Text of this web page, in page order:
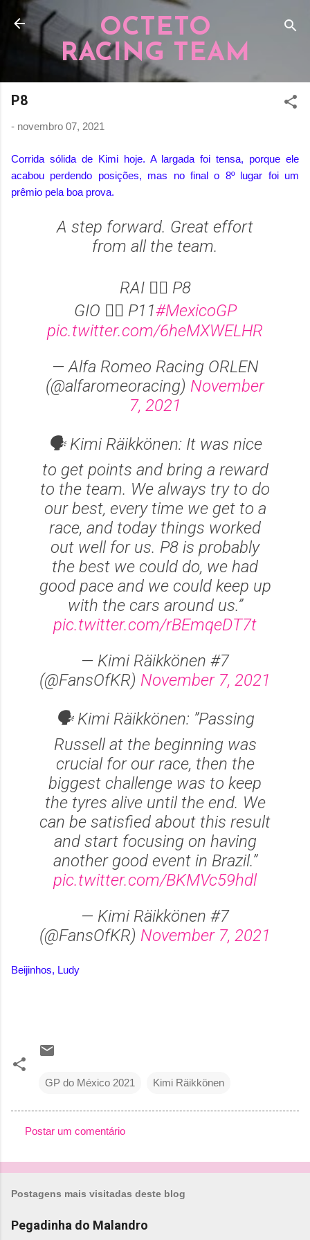
Pular para o conteúdo principal
OCTETO
RACING TEAM
P8
- novembro 07, 2021
Corrida sólida de Kimi hoje. A largada foi tensa, porque ele
acabou perdendo posições, mas no final o 8º lugar foi um
prêmio pela boa prova.
A step forward. Great effort
from all the team.
RAI 👉🏻 P8
GIO 👉🏻 P11#MexicoGP
pic.twitter.com/6heMXWELHR
— Alfa Romeo Racing ORLEN
(@alfaromeoracing) November
7, 2021
🗣 Kimi Räikkönen: It was nice
to get points and bring a reward
to the team. We always try to do
our best, every time we get to a
race, and today things worked
out well for us. P8 is probably
the best we could do, we had
good pace and we could keep up
with the cars around us.”
pic.twitter.com/rBEmqeDT7t
— Kimi Räikkönen #7
(@FansOfKR) November 7, 2021
🗣 Kimi Räikkönen: ”Passing
Russell at the beginning was
crucial for our race, then the
biggest challenge was to keep
the tyres alive until the end. We
can be satisfied about this result
and start focusing on having
another good event in Brazil.”
pic.twitter.com/BKMVc59hdl
— Kimi Räikkönen #7
(@FansOfKR) November 7, 2021
Beijinhos, Ludy
GP do México 2021 Kimi Räikkönen
o
n
Postar um comentário
Postagens mais visitadas deste blog
Pegadinha do Malandro